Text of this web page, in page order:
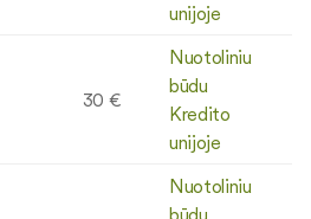
unijoje
30 €
Nuotoliniu
būdu
Kredito
unijoje
Nuotoliniu
būdu